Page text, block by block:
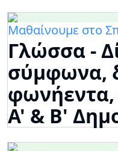
Μαθαίνουμε στο
Γλώσσα -
σύμφωνα,
φωνήεντα,
Α' & Β'